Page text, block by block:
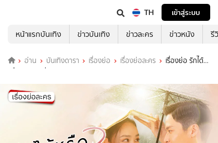
TH
เข้าสู่ระบบ
หน้าแรกบันเทิง
ข่าวบันเทิง ข่าวละคร ข่าวหนัง รี
อ่าน บันเทิงดารา เรื่องย่อ เรื่องย่อละคร
เรื่องย่อ รักได้
หรือ Young ช่อง 3HD (ตอนจบ)